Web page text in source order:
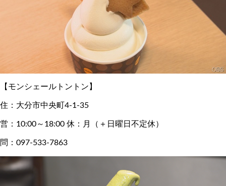
【モンシェールトントン】
住：大分市中央町4-1-35
営：10:00～18:00 休：月（＋日曜日不定休）
問：097-533-7863